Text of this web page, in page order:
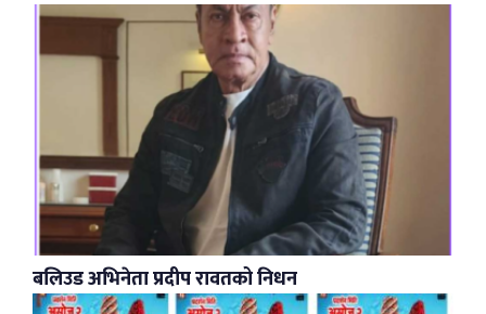
बलिउड अभिनेता प्रदीप रावतको निधन